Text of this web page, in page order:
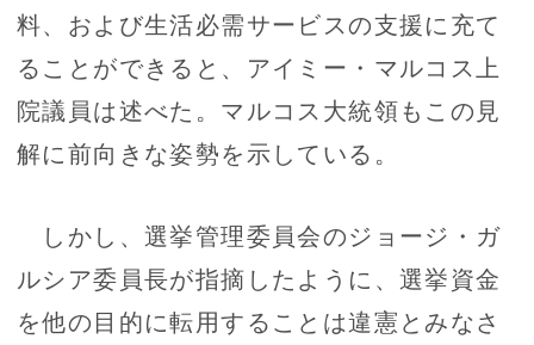
料、および生活必需サービスの支援に充て
ることができると、アイミー・マルコス上
院議員は述べた。マルコス大統領もこの見
解に前向きな姿勢を示している。
しかし、選挙管理委員会のジョージ・ガ
ルシア委員長が指摘したように、選挙資金
を他の目的に転用することは違憲とみなさ